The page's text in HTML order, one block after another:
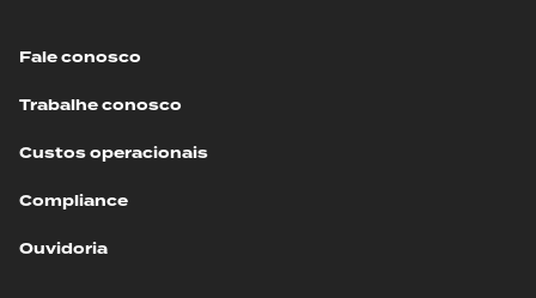
Fale conosco
Trabalhe conosco
Custos operacionais
Compliance
Ouvidoria